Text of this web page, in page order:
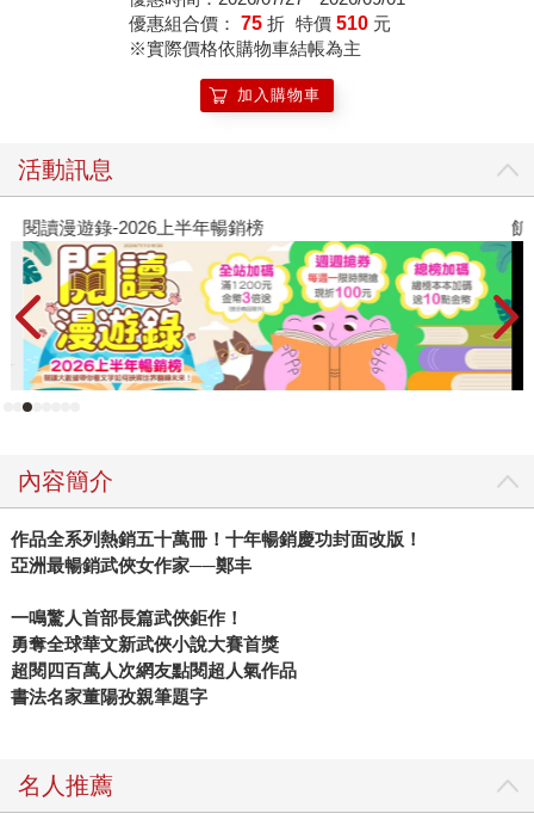
優惠組合價： 75 折 特價 510 元
※實際價格依購物車結帳為主
加入購物車
活動訊息
閱讀漫遊錄-2026上半年暢銷榜 飢
內容簡介
作品全系列熱銷五十萬冊！十年暢銷慶功封面改版！
亞洲最暢銷武俠女作家──鄭丰
一鳴驚人首部長篇武俠鉅作！
勇奪全球華文新武俠小說大賽首獎
超閱四百萬人次網友點閱超人氣作品
書法名家董陽孜親筆題字
名人推薦